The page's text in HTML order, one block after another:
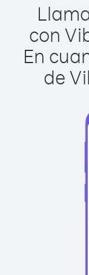
con
En
de